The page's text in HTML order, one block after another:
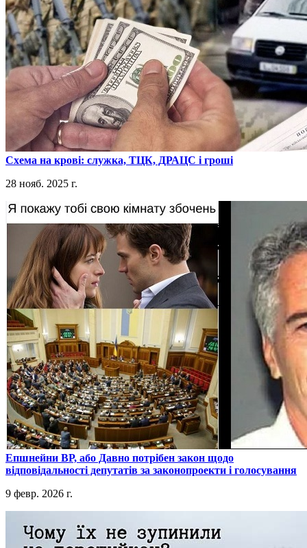
​Схема на крові: служка, ТЦК, ДРАЦС і гроші
28 нояб. 2025 г.
​Епшнейни ВР, або Давно потрібен закон щодо
відповідальності депутатів за законопроекти і голосування
9 февр. 2026 г.